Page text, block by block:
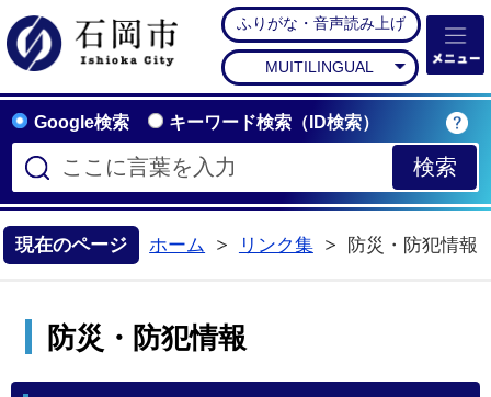
石岡市公式ホームペー
ふりがな・音声読み上げ
MUITILINGUAL
Google検索 キーワード検索（ID検索）
現在のページ ホーム
リンク集
防災・防犯情報
防災・防犯情報